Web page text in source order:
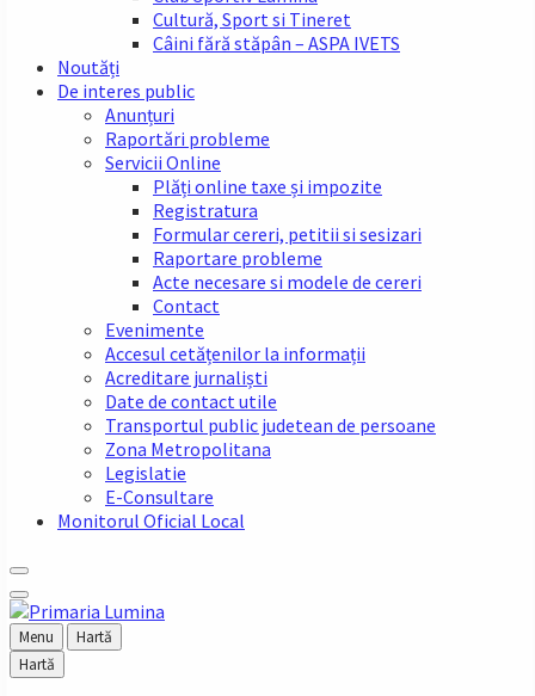
Cultură, Sport si Tineret
Câini fără stăpân – ASPA IVETS
Noutăți
De interes public
Anunțuri
Raportări probleme
Servicii Online
Plăți online taxe și impozite
Registratura
Formular cereri, petitii si sesizari
Raportare probleme
Acte necesare si modele de cereri
Contact
Evenimente
Accesul cetățenilor la informații
Acreditare jurnaliști
Date de contact utile
Transportul public judetean de persoane
Zona Metropolitana
Legislatie
E-Consultare
Monitorul Oficial Local
Menu
Hartă
Hartă